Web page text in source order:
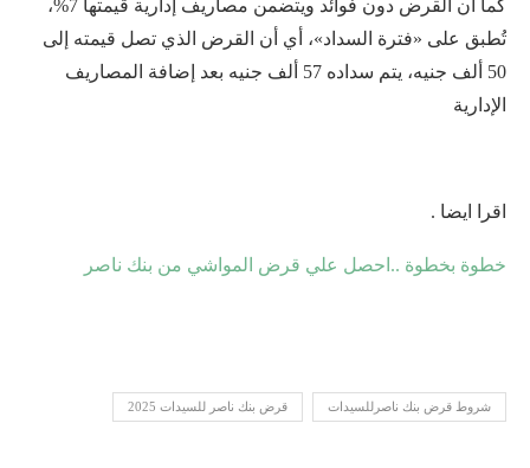
كما أن القرض دون فوائد ويتضمن مصاريف إدارية قيمتها 7%،
تُطبق على «فترة السداد»، أي أن القرض الذي تصل قيمته إلى
50 ألف جنيه، يتم سداده 57 ألف جنيه بعد إضافة المصاريف
الإدارية
اقرا ايضا .
خطوة بخطوة ..احصل علي قرض المواشي من بنك ناصر
شروط قرض بنك ناصرللسيدات قرض بنك ناصر للسيدات 2025